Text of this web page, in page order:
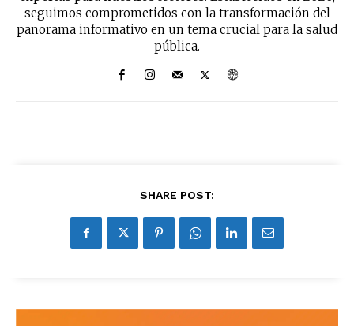
tobacco harm reduction in your email.
SUBSCRIBIRSE
seguimos comprometidos con la transformación del
panorama informativo en un tema crucial para la salud
pública.
SHARE POST: